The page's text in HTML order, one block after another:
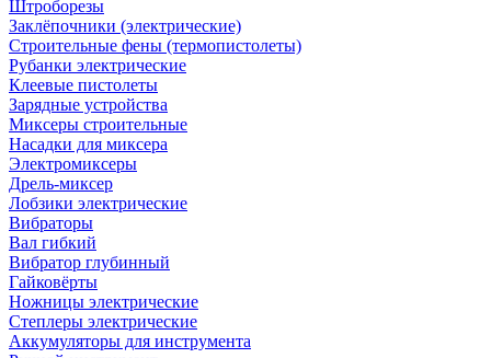
Штроборезы
Заклёпочники (электрические)
Строительные фены (термопистолеты)
Рубанки электрические
Клеевые пистолеты
Зарядные устройства
Миксеры строительные
Насадки для миксера
Электромиксеры
Дрель-миксер
Лобзики электрические
Вибраторы
Вал гибкий
Вибратор глубинный
Гайковёрты
Ножницы электрические
Степлеры электрические
Аккумуляторы для инструмента